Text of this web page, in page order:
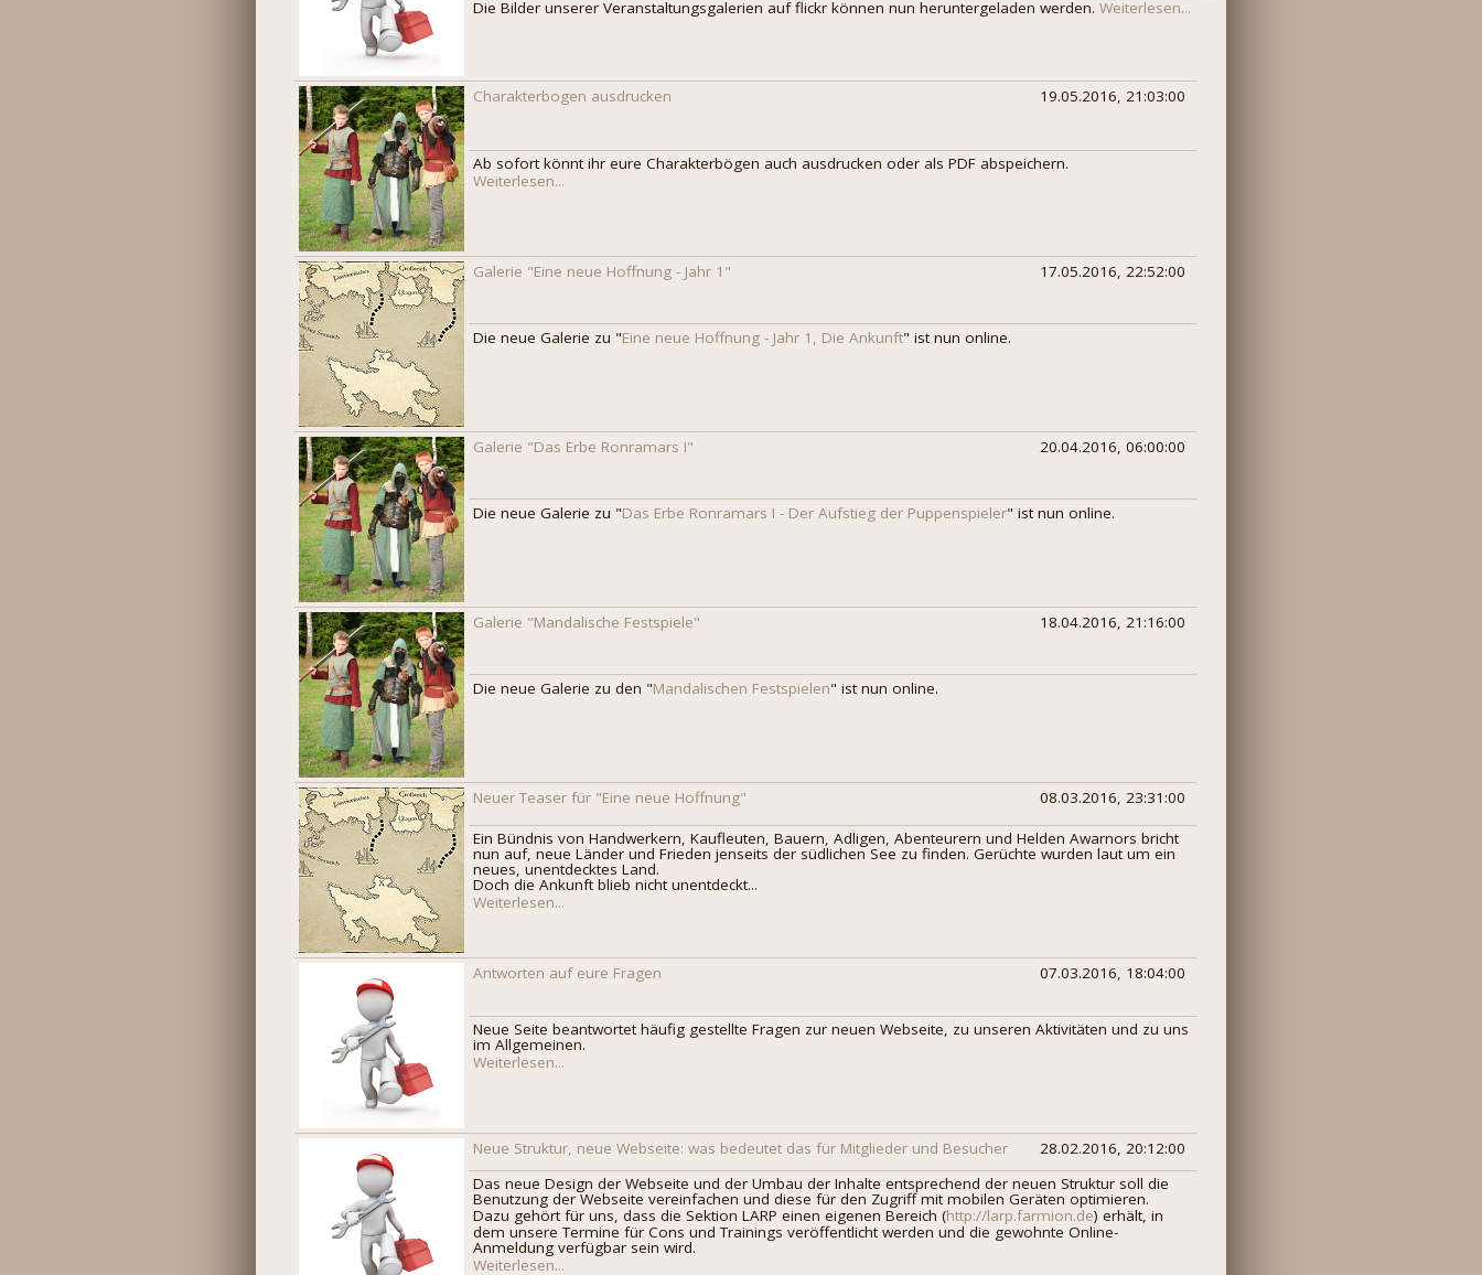
Die Bilder unserer Veranstaltungsgalerien auf flickr können nun heruntergeladen werden.Weiterlesen...
Charakterbogen ausdrucken 19.05.2016, 21:03:00
Ab sofort könnt ihr eure Charakterbögen auch ausdrucken oder als PDF abspeichern.
Weiterlesen...
Galerie "Eine neue Hoffnung - Jahr 1" 17.05.2016, 22:52:00
Die neue Galerie zu "Eine neue Hoffnung - Jahr 1, Die Ankunft" ist nun online.
Galerie "Das Erbe Ronramars I" 20.04.2016, 06:00:00
Die neue Galerie zu "Das Erbe Ronramars I - Der Aufstieg der Puppenspieler" ist nun online.
Galerie "Mandalische Festspiele" 18.04.2016, 21:16:00
Die neue Galerie zu den "Mandalischen Festspielen" ist nun online.
Neuer Teaser für "Eine neue Hoffnung" 08.03.2016, 23:31:00
Ein Bündnis von Handwerkern, Kaufleuten, Bauern, Adligen, Abenteurern und Helden Awarnors bricht
nun auf, neue Länder und Frieden jenseits der südlichen See zu finden. Gerüchte wurden laut um ein
neues, unentdecktes Land.
Doch die Ankunft blieb nicht unentdeckt...
Weiterlesen...
Antworten auf eure Fragen 07.03.2016, 18:04:00
Neue Seite beantwortet häufig gestellte Fragen zur neuen Webseite, zu unseren Aktivitäten und zu uns
im Allgemeinen.
Weiterlesen...
Neue Struktur, neue Webseite: was bedeutet das für Mitglieder und Besucher
28.02.2016, 20:12:00
Das neue Design der Webseite und der Umbau der Inhalte entsprechend der neuen Struktur soll die
Benutzung der Webseite vereinfachen und diese für den Zugriff mit mobilen Geräten optimieren.
Dazu gehört für uns, dass die Sektion LARP einen eigenen Bereich (http://larp.farmion.de) erhält, in
dem unsere Termine für Cons und Trainings veröffentlicht werden und die gewohnte Online-
Anmeldung verfügbar sein wird.
Weiterlesen...